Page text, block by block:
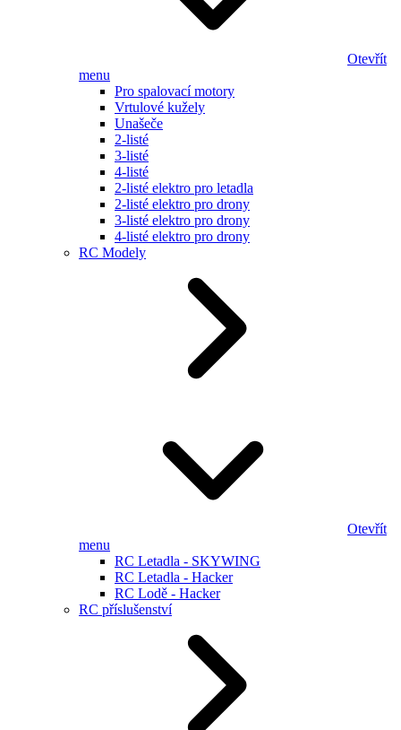
Otevřít
menu
Pro spalovací motory
Vrtulové kužely
Unašeče
2-listé
3-listé
4-listé
2-listé elektro pro letadla
2-listé elektro pro drony
3-listé elektro pro drony
4-listé elektro pro drony
RC Modely
Otevřít
menu
RC Letadla - SKYWING
RC Letadla - Hacker
RC Lodě - Hacker
RC příslušenství